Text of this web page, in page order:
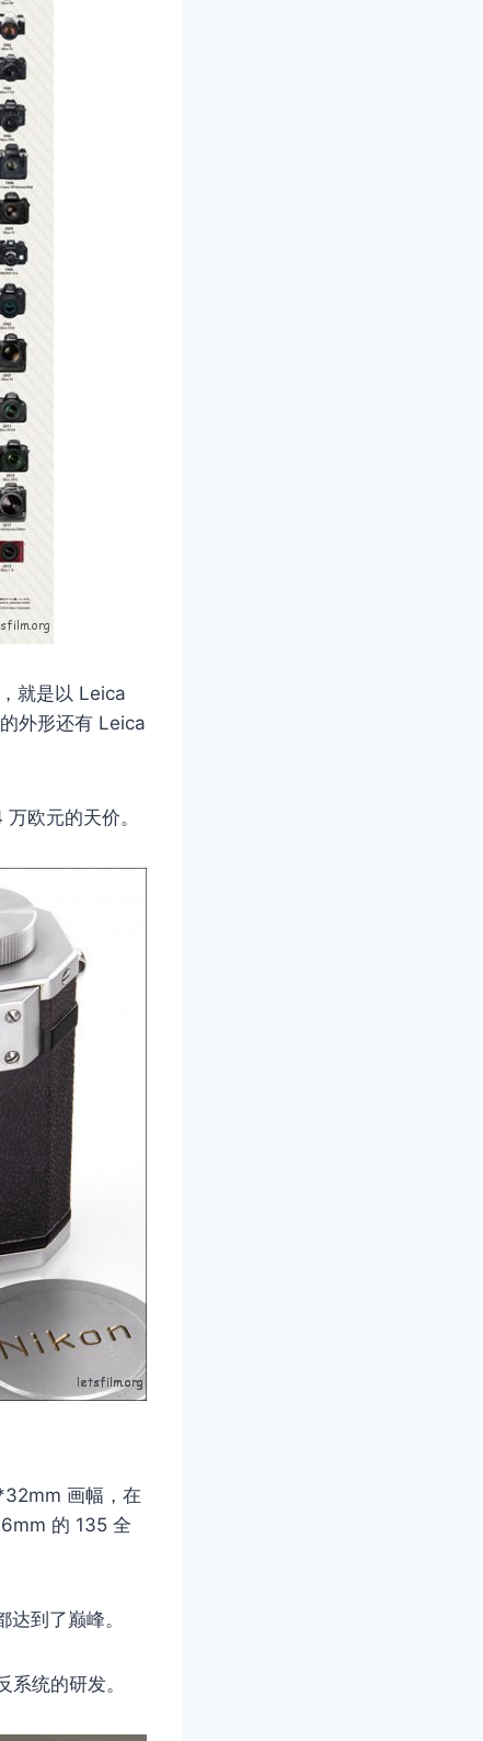
就是以 Leica
外形还有 Leica
欧元的天价。
画幅，在
的 135 全
到了巅峰。
统的研发。